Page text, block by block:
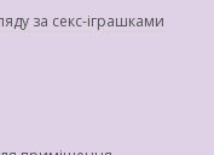
за секс-іграшками